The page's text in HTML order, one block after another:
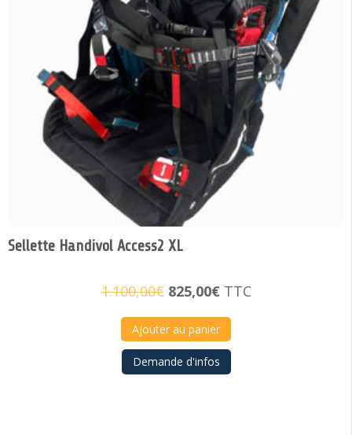
Sellette Handivol Access2 XL
1.100,00€ Le
initial
était :
1.100,00€.
825,00€Le
actuel
est :
825,00€.
TTC
Ajouter au panier
Demande d'infos